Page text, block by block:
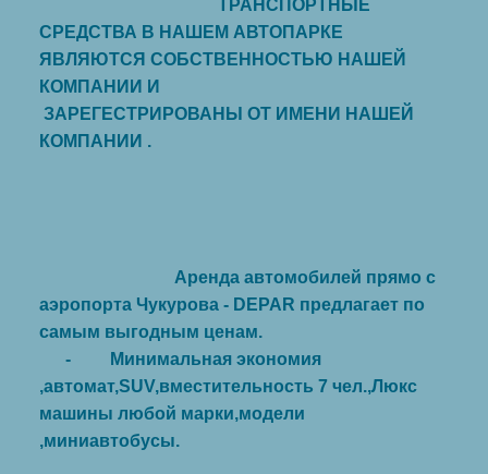
ТРАНСПОРТНЫЕ
СРЕДСТВА В НАШЕМ АВТОПАРКЕ
ЯВЛЯЮТСЯ СОБСТВЕННОСТЬЮ НАШЕЙ
КОМПАНИИ И
ЗАРЕГЕСТРИРОВАНЫ ОТ ИМЕНИ НАШЕЙ
КОМПАНИИ .
Аренда автомобилей прямо с
аэропорта Чукурова - DEPAR предлагает по
самым выгодным ценам.
- Минимальная экономия
,автомат,SUV,вместительность 7 чел.,Люкс
машины любой марки,модели
,миниавтобусы.